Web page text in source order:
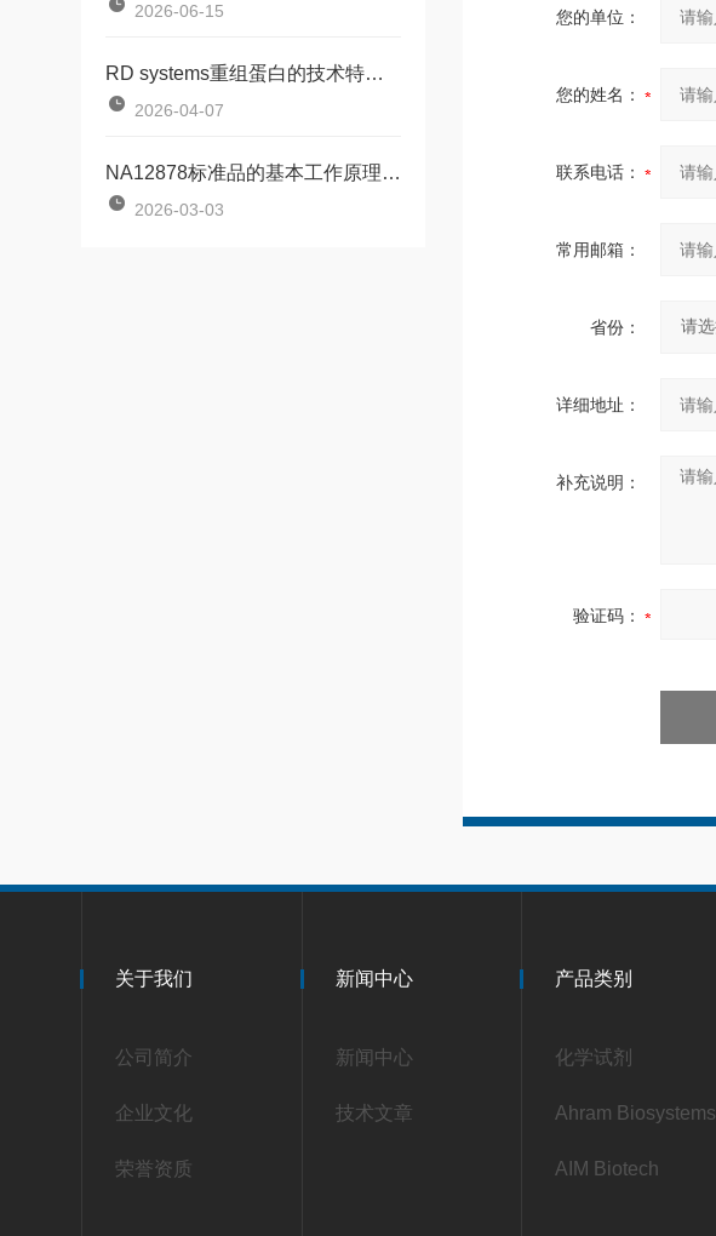
2026-06-15
RD systems重组蛋白的技术特点有哪些？
2026-04-07
NA12878标准品的基本工作原理讲解
2026-03-03
您的单位：
您的姓名：
联系电话：
常用邮箱：
省份：
详细地址：
补充说明：
验证码：
关于我们
公司简介
企业文化
荣誉资质
新闻中心
新闻中心
技术文章
产品类别
化学试剂
Ahram Biosystems
AIM Biotech